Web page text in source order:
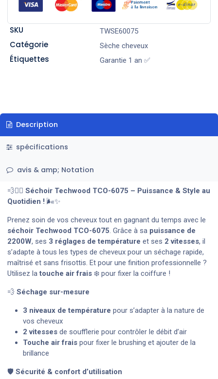
SKU TWSE60075
Catégorie Sèche cheveux
Étiquettes Garantie 1 an ✅
Description
spécifications
avis & amp; Notation
💨💁‍♀️ Séchoir Techwood TCO-6075 – Puissance & Style au
Quotidien ! 🌬️✨
Prenez soin de vos cheveux tout en gagnant du temps avec le
séchoir Techwood TCO-6075. Grâce à sa puissance de
2200W, ses 3 réglages de température et ses 2 vitesses, il
s’adapte à tous les types de cheveux pour un séchage rapide,
maîtrisé et sans frisottis. Et pour une finition professionnelle ?
Utilisez latouche air frais ❄️ pour fixer la coiffure !
💨 Séchage sur-mesure
3 niveaux de température pour s’adapter à la nature de
vos cheveux
2 vitesses de soufflerie pour contrôler le débit d’air
Touche air frais pour fixer le brushing et ajouter de la
brillance
🛡️ Sécurité & confort d’utilisation